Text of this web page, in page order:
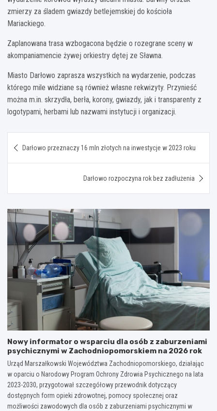
zmierzy za śladem gwiazdy betlejemskiej do kościoła
Mariackiego.
Zaplanowana trasa wzbogacona będzie o rozegrane sceny w
akompaniamencie żywej orkiestry dętej ze Sławna.
Miasto Darłowo zaprasza wszystkich na wydarzenie, podczas
którego mile widziane są również własne rekwizyty. Przynieść
można m.in. skrzydła, berła, korony, gwiazdy, jak i transparenty z
logotypami, herbami lub nazwami instytucji i organizacji.
wpisu
Darłowo przeznaczy 16 mln złotych na inwestycje w 2023 roku
Darłowo rozpoczyna rok bez zadłużenia
Nowy informator o wsparciu dla osób z zaburzeniami
psychicznymi w Zachodniopomorskiem na 2026 rok
Urząd Marszałkowski Województwa Zachodniopomorskiego, działając
w oparciu o Narodowy Program Ochrony Zdrowia Psychicznego na lata
2023-2030, przygotował szczegółowy przewodnik dotyczący
dostępnych form opieki zdrowotnej, pomocy społecznej oraz
możliwości zawodowych dla osób z zaburzeniami psychicznymi w